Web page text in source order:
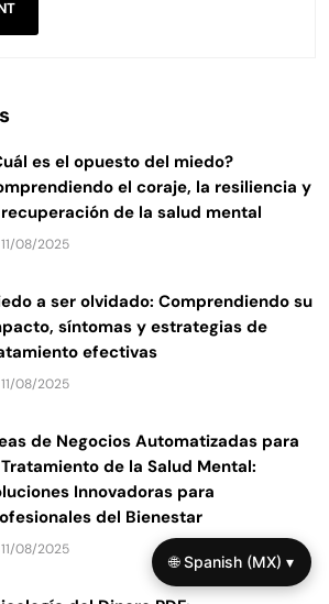
es el opuesto del miedo?
el coraje, la resiliencia y
de la salud mental
11/08/2025
a ser olvidado: Comprendiendo su
síntomas y estrategias de
efectivas
11/08/2025
de Negocios Automatizadas para
de la Salud Mental:
Innovadoras para
del Bienestar
11/08/2025
🌐 Spanish (MX) ▾